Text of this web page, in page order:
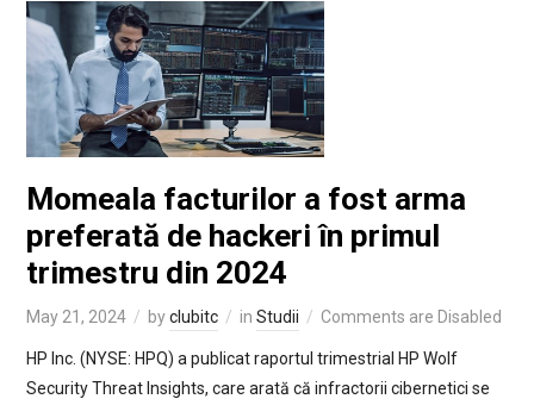
Momeala facturilor a fost arma
preferată de hackeri în primul
trimestru din 2024
May 21, 2024 byclubitc in Studii Comments are Disabled
HP Inc. (NYSE: HPQ) a publicat raportul trimestrial HP Wolf
Security Threat Insights, care arată că infractorii cibernetici se